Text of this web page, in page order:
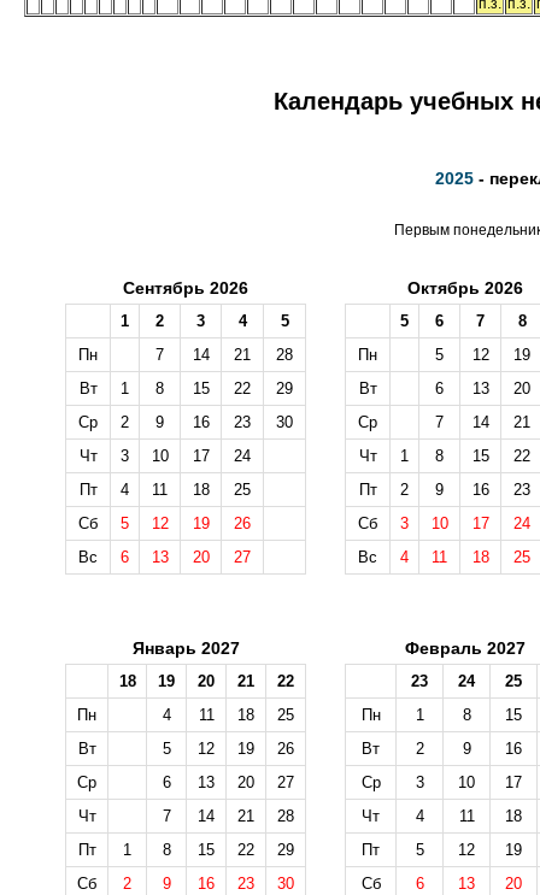
п.з. п.з.
Календарь учебных
2025-
Первым
Сентябрь 2026
1 2 3 4
5
Пн
7 14 21
28
Вт
1 8 15 22
29
Ср
2 9 16 23
30
Чт
3 10 17
24
Пт
4 11 18
25
Сб
5 12 19
26
Вс
6 13 20 27
Октябрь 2026
5 6 7
8
Пн
5 12
19
Вт
6 13
20
Ср
7 14
21
Чт
1 8 15
22
Пт
2 9 16
23
Сб
3 10 17
24
Вс
4 11 18 25
Январь 2027
18 19 20 21
22
Пн
4 11 18
25
Вт
5 12 19
26
Ср
6 13 20
27
Чт
7 14 21
28
Пт
1 8 15 22
29
Сб
2 9 16 23
30
Февраль 2027
23 24
25
Пн
1 8
15
Вт
2 9
16
Ср
3 10
17
Чт
4 11
18
Пт
5 12
19
Сб
6 13
20